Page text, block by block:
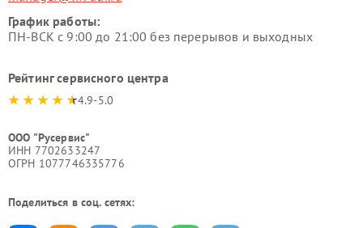
График работы:
ПН-ВСК с 9:00 до 21:00 без перерывов и выходных
Рейтинг сервисного центра
4.9-5.0
ООО "Русервис"
ИНН 7702633247
ОГРН 1077746335776
Поделиться в соц. сетях: